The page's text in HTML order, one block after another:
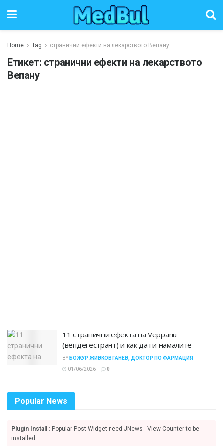
Home Tag странични ефекти на лекарството Вепану
Етикет: странични ефекти на лекарството
Вепану
11 странични ефекта на Veppanu
(вепдегестрант) и как да ги намалите
BY БОЖУР ЖИВКОВ ГАНЕВ, ДОКТОР ПО ФАРМАЦИЯ
01/06/2026
0
Popular News
Plugin Install
: Popular Post Widget need JNews - View Counter to be
installed